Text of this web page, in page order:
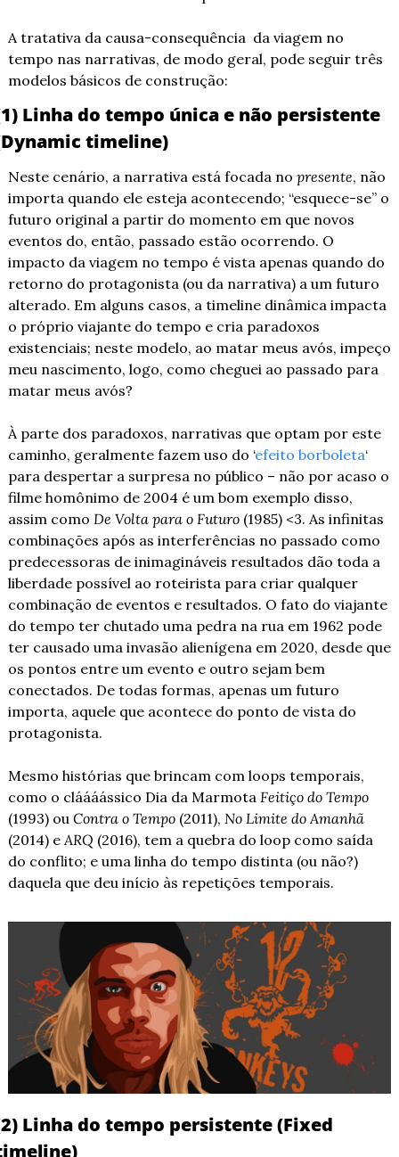
A tratativa da causa-consequência  da viagem no
tempo nas narrativas, de modo geral, pode seguir três
modelos básicos de construção:
Linha do tempo única e não persistente
timeline)
Neste cenário, a narrativa está focada no presente, não
importa quando ele esteja acontecendo; “esquece-se” o
futuro original a partir do momento em que novos
eventos do, então, passado estão ocorrendo. O
impacto da viagem no tempo é vista apenas quando do
retorno do protagonista (ou da narrativa) a um futuro
alterado. Em alguns casos, a timeline dinâmica impacta
o próprio viajante do tempo e cria paradoxos
existenciais; neste modelo, ao matar meus avós, impeço
meu nascimento, logo, como cheguei ao passado para
matar meus avós?
À parte dos paradoxos, narrativas que optam por este
caminho, geralmente fazem uso do ‘efeito borboleta‘
para despertar a surpresa no público – não por acaso o
filme homônimo de 2004 é um bom exemplo disso,
assim como De Volta para o Futuro (1985) <3. As infinitas
combinações após as interferências no passado como
predecessoras de inimagináveis resultados dão toda a
liberdade possível ao roteirista para criar qualquer
combinação de eventos e resultados. O fato do viajante
do tempo ter chutado uma pedra na rua em 1962 pode
ter causado uma invasão alienígena em 2020, desde que
os pontos entre um evento e outro sejam bem
conectados. De todas formas, apenas um futuro
importa, aquele que acontece do ponto de vista do
protagonista.
Mesmo histórias que brincam com loops temporais,
como o cláááássico Dia da Marmota
(1993) ou Contra o Tempo (2011), No Limite do Amanhã
(2014) e ARQ (2016), tem a quebra do loop como saída
do conflito; e uma linha do tempo distinta (ou não?)
daquela que deu início às repetições temporais.
Linha do tempo persistente (Fixed